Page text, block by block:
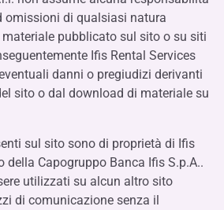
omissioni di qualsiasi natura
pubblicato sul sito o su siti
Ifis Rental Services
danni o pregiudizi derivanti
sito o dal download di materiale su
sul sito sono di proprietà di Ifis
della Capogruppo Banca Ifis S.p.A..
utilizzati su alcun altro sito
di comunicazione senza il